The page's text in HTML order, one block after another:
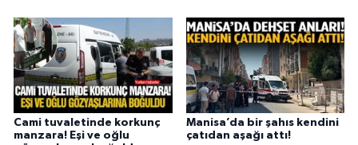
Cami tuvaletinde korkunç
manzara! Eşi ve oğlu
Manisa’da bir şahıs kendini
çatıdan aşağı attı!